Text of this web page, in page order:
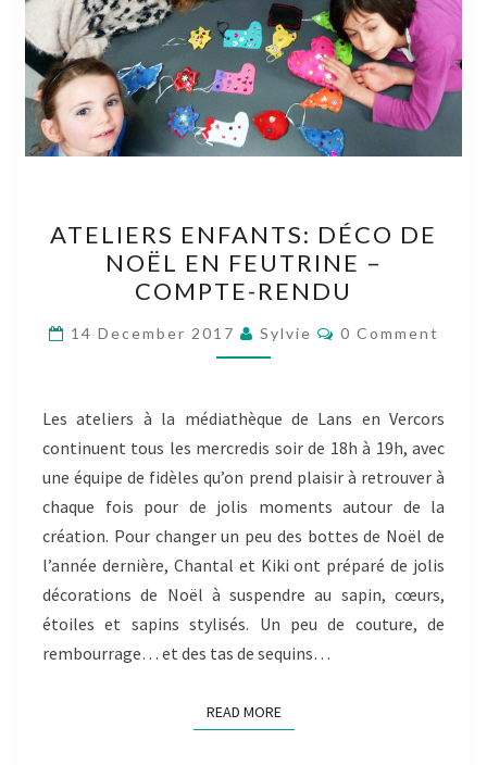
ENFANTS:
DÉCO
DE
NOËL
EN
–
COMPTE-
RENDU
ATELIERS ENFANTS: DÉCO DE
NOËL EN FEUTRINE –
COMPTE-RENDU
14 December 2017 Sylvie Comments
0 Comment
Les ateliers à la médiathèque de Lans en Vercors
continuent tous les mercredis soir de 18h à 19h, avec
une équipe de fidèles qu’on prend plaisir à retrouver à
chaque fois pour de jolis moments autour de la
création. Pour changer un peu des bottes de Noël de
l’année dernière, Chantal et Kiki ont préparé de jolis
décorations de Noël à suspendre au sapin, cœurs,
étoiles et sapins stylisés. Un peu de couture, de
rembourrage… et des tas de sequins…
READ MOREREAD MORE